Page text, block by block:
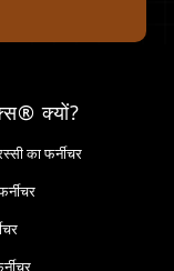
क्यों?
का फर्नीचर